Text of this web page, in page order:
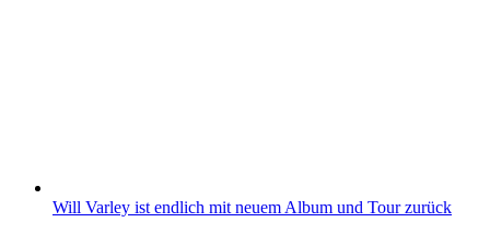
Will Varley ist endlich mit neuem Album und Tour zurück